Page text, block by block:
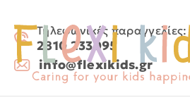
Τηλεφωνικές παραγγελίες:
2810 233095
info@flexikids.gr